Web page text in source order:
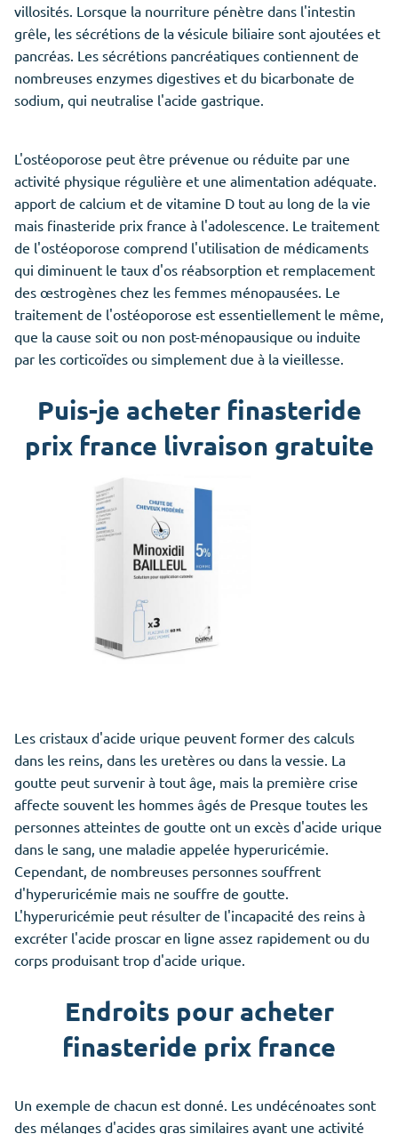
villosités. Lorsque la nourriture pénètre dans l'intestin
grêle, les sécrétions de la vésicule biliaire sont ajoutées et
pancréas. Les sécrétions pancréatiques contiennent de
nombreuses enzymes digestives et du bicarbonate de
sodium, qui neutralise l'acide gastrique.
L'ostéoporose peut être prévenue ou réduite par une
activité physique régulière et une alimentation adéquate.
apport de calcium et de vitamine D tout au long de la vie
mais finasteride prix france à l'adolescence. Le traitement
de l'ostéoporose comprend l'utilisation de médicaments
qui diminuent le taux d'os réabsorption et remplacement
des œstrogènes chez les femmes ménopausées. Le
traitement de l'ostéoporose est essentiellement le même,
que la cause soit ou non post-ménopausique ou induite
par les corticoïdes ou simplement due à la vieillesse.
Puis-je acheter finasteride
prix france livraison gratuite
Les cristaux d'acide urique peuvent former des calculs
dans les reins, dans les uretères ou dans la vessie. La
goutte peut survenir à tout âge, mais la première crise
affecte souvent les hommes âgés de Presque toutes les
personnes atteintes de goutte ont un excès d'acide urique
dans le sang, une maladie appelée hyperuricémie.
Cependant, de nombreuses personnes souffrent
d'hyperuricémie mais ne souffre de goutte.
L'hyperuricémie peut résulter de l'incapacité des reins à
excréter l'acide proscar en ligne assez rapidement ou du
corps produisant trop d'acide urique.
Endroits pour acheter
finasteride prix france
Un exemple de chacun est donné. Les undécénoates sont
des mélanges d'acides gras similaires ayant une activité